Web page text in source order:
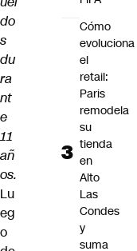
do
s
du
ra
nt
e
11
añ
os.
Lu
eg
o
Cómo
evoluciona
el
retail:
Paris
remodela
su
tienda
en
Alto
Las
Condes
y
suma